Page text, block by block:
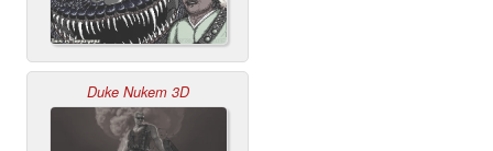
Duke Nukem 3D